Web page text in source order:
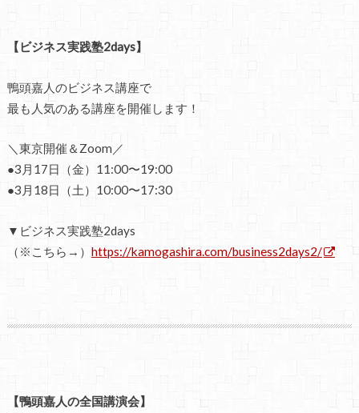
【ビジネス実践塾2days】
鴨頭嘉人のビジネス講座で
最も人気のある講座を開催します！
＼東京開催＆Zoom／
●3月17日（金）11:00〜19:00
●3月18日（土）10:00〜17:30
▼ビジネス実践塾2days
（※こちら→） https://kamogashira.com/business2days2/
【鴨頭嘉人の全国講演会】